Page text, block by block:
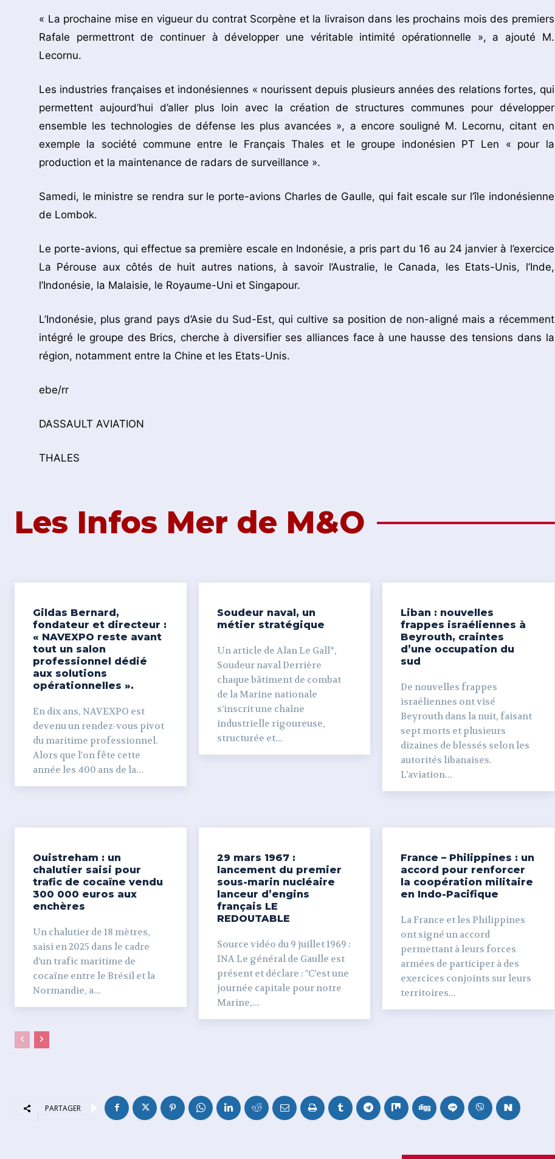
« La prochaine mise en vigueur du contrat Scorpène et la livraison dans les prochains mois des premiers
Rafale permettront de continuer à développer une véritable intimité opérationnelle », a ajouté M.
Lecornu.
Les industries françaises et indonésiennes « nourissent depuis plusieurs années des relations fortes, qui
permettent aujourd’hui d’aller plus loin avec la création de structures communes pour développer
ensemble les technologies de défense les plus avancées », a encore souligné M. Lecornu, citant en
exemple la société commune entre le Français Thales et le groupe indonésien PT Len « pour la
production et la maintenance de radars de surveillance ».
Samedi, le ministre se rendra sur le porte-avions Charles de Gaulle, qui fait escale sur l’île indonésienne
de Lombok.
Le porte-avions, qui effectue sa première escale en Indonésie, a pris part du 16 au 24 janvier à l’exercice
La Pérouse aux côtés de huit autres nations, à savoir l’Australie, le Canada, les Etats-Unis, l’Inde,
l’Indonésie, la Malaisie, le Royaume-Uni et Singapour.
L’Indonésie, plus grand pays d’Asie du Sud-Est, qui cultive sa position de non-aligné mais a récemment
intégré le groupe des Brics, cherche à diversifier ses alliances face à une hausse des tensions dans la
région, notamment entre la Chine et les Etats-Unis.
ebe/rr
DASSAULT AVIATION
THALES
Les Infos Mer de M&O
Gildas Bernard,
fondateur et directeur :
« NAVEXPO reste avant
tout un salon
professionnel dédié
aux solutions
opérationnelles ».
En dix ans, NAVEXPO est
devenu un rendez-vous pivot
du maritime professionnel.
Alors que l'on fête cette
année les 400 ans de la...
Soudeur naval, un
métier stratégique
Un article de Alan Le Gall*,
Soudeur naval Derrière
chaque bâtiment de combat
de la Marine nationale
s’inscrit une chaîne
industrielle rigoureuse,
structurée et...
Liban : nouvelles
frappes israéliennes à
Beyrouth, craintes
d’une occupation du
sud
De nouvelles frappes
israéliennes ont visé
Beyrouth dans la nuit, faisant
sept morts et plusieurs
dizaines de blessés selon les
autorités libanaises.
L’aviation...
Ouistreham : un
chalutier saisi pour
trafic de cocaïne vendu
300 000 euros aux
enchères
Un chalutier de 18 mètres,
saisi en 2025 dans le cadre
d’un trafic maritime de
cocaïne entre le Brésil et la
Normandie, a...
29 mars 1967 :
lancement du premier
sous-marin nucléaire
lanceur d’engins
français LE
REDOUTABLE
Source vidéo du 9 juillet 1969 :
INA Le général de Gaulle est
présent et déclare : "C’est une
journée capitale pour notre
Marine,...
France – Philippines : un
accord pour renforcer
la coopération militaire
en Indo-Pacifique
La France et les Philippines
ont signé un accord
permettant à leurs forces
armées de participer à des
exercices conjoints sur leurs
territoires...
PARTAGER